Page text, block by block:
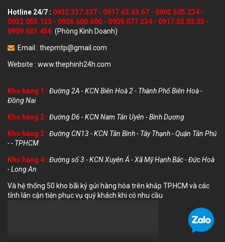
Hotline 24/7 : 0932.337.337 - 0917.63.63.67 - 0902.505.234 -
0932.055.123 - 0936.600.600 - 0909.077.234 - 0917.02.03.03 -
0909.601.456 (Phòng Kinh Doanh)
Email : thepmtp@gmail.com
Website : www.thephinh24h.com
Kho hàng 1 : Đường 2A - KCN Biên Hoà 2 - Thành Phố Biên Hoà -
Đồng Nai
Kho hàng 2 : Đường D6 - KCN Nam Tân Uyên - Bình Dương
Kho hàng 3 : Đường CN13 - KCN Tân Bình - Tây Thạnh - Quận Tân Phú
- - TPHCM
Kho hàng 4 : Đường số 3 - KCN Xuyên Á - Xã Mỹ Hạnh Bắc - Đức Hoà
- Long An
Và hệ thống 50 kho bãi ký gửi hàng hóa trên khắp TP.HCM và các
tỉnh lân cận tiện phục vụ quý khách khi có nhu cầu